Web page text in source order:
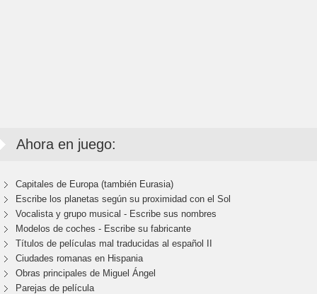
Ahora en juego:
Capitales de Europa (también Eurasia)
Escribe los planetas según su proximidad con el Sol
Vocalista y grupo musical - Escribe sus nombres
Modelos de coches - Escribe su fabricante
Títulos de películas mal traducidas al español II
Ciudades romanas en Hispania
Obras principales de Miguel Ángel
Parejas de película